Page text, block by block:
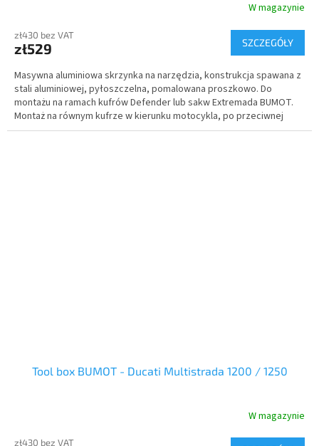
W magazynie
zł430 bez VAT
zł529 SZCZEGÓŁY
Masywna aluminiowa skrzynka na narzędzia, konstrukcja spawana z
stali aluminiowej, pyłoszczelna, pomalowana proszkowo. Do
montażu na ramach kufrów Defender lub sakw Extremada BUMOT.
Montaż na równym kufrze w kierunku motocykla, po przeciwnej
stronie do rury wydechowej. Komplet z zamkiem.
Tool box BUMOT - Ducati Multistrada 1200 / 1250
W magazynie
zł430 bez VAT